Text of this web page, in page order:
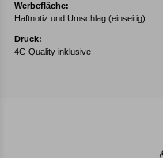
Werbefläche:
Haftnotiz und Umschlag (einseitig)
Druck:
4C-Quality inklusive